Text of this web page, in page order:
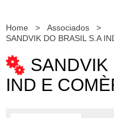
Home > Associados
>
SANDVIK DO BRASIL S.A
SANDVIK
IND E